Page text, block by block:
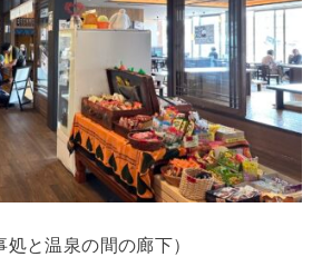
処と温泉の間の廊下）